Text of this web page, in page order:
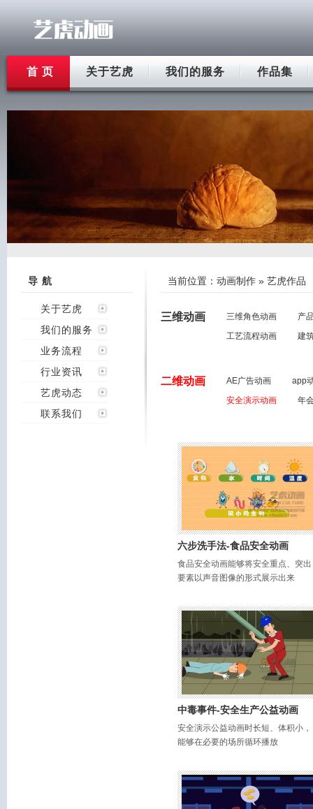
首 页 关于艺虎 我们的服务 作品集
导 航
关于艺虎
我们的服务
业务流程
行业资讯
艺虎动态
联系我们
当前位置： 动画制作 » 艺虎作品
三维动画 三维角色动画
产
工艺流程动画
建
二维动画 AE广告动画
app
安全演示动画
年
六步洗手法-食品安全动画
食品安全动画能够将安全重点、突出
要素以声音图像的形式展示出来
中毒事件-安全生产公益动画
安全演示公益动画时长短、体积小，
能够在必要的场所循环播放